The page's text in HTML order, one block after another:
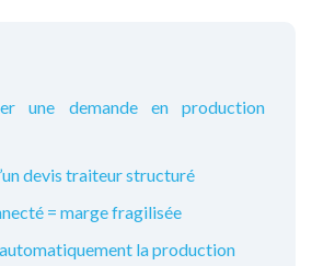
une demande en production
devis traiteur structuré
= marge fragilisée
la production